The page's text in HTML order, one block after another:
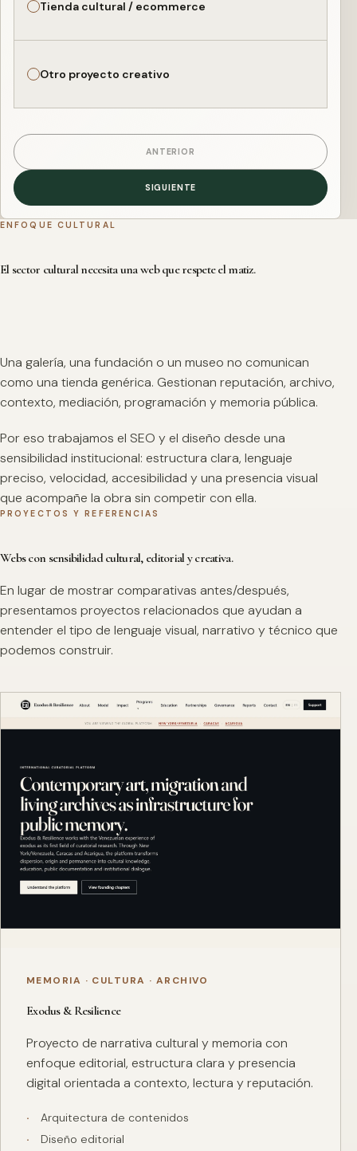
Tienda cultural / ecommerce
Otro proyecto creativo
ANTERIOR
SIGUIENTE
ENFOQUE CULTURAL
El sector cultural necesita una web que respete el matiz.
Una galería, una fundación o un museo no comunican
como una tienda genérica. Gestionan reputación, archivo,
contexto, mediación, programación y memoria pública.
Por eso trabajamos el SEO y el diseño desde una
sensibilidad institucional: estructura clara, lenguaje
preciso, velocidad, accesibilidad y una presencia visual
que acompañe la obra sin competir con ella.
PROYECTOS Y REFERENCIAS
Webs con sensibilidad cultural, editorial y creativa.
En lugar de mostrar comparativas antes/después,
presentamos proyectos relacionados que ayudan a
entender el tipo de lenguaje visual, narrativo y técnico que
podemos construir.
MEMORIA · CULTURA · ARCHIVO
Exodus & Resilience
Proyecto de narrativa cultural y memoria con
enfoque editorial, estructura clara y presencia
digital orientada a contexto, lectura y reputación.
Arquitectura de contenidos
Diseño editorial